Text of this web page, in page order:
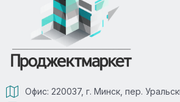
Офис: 220037, г. Минск, пер.